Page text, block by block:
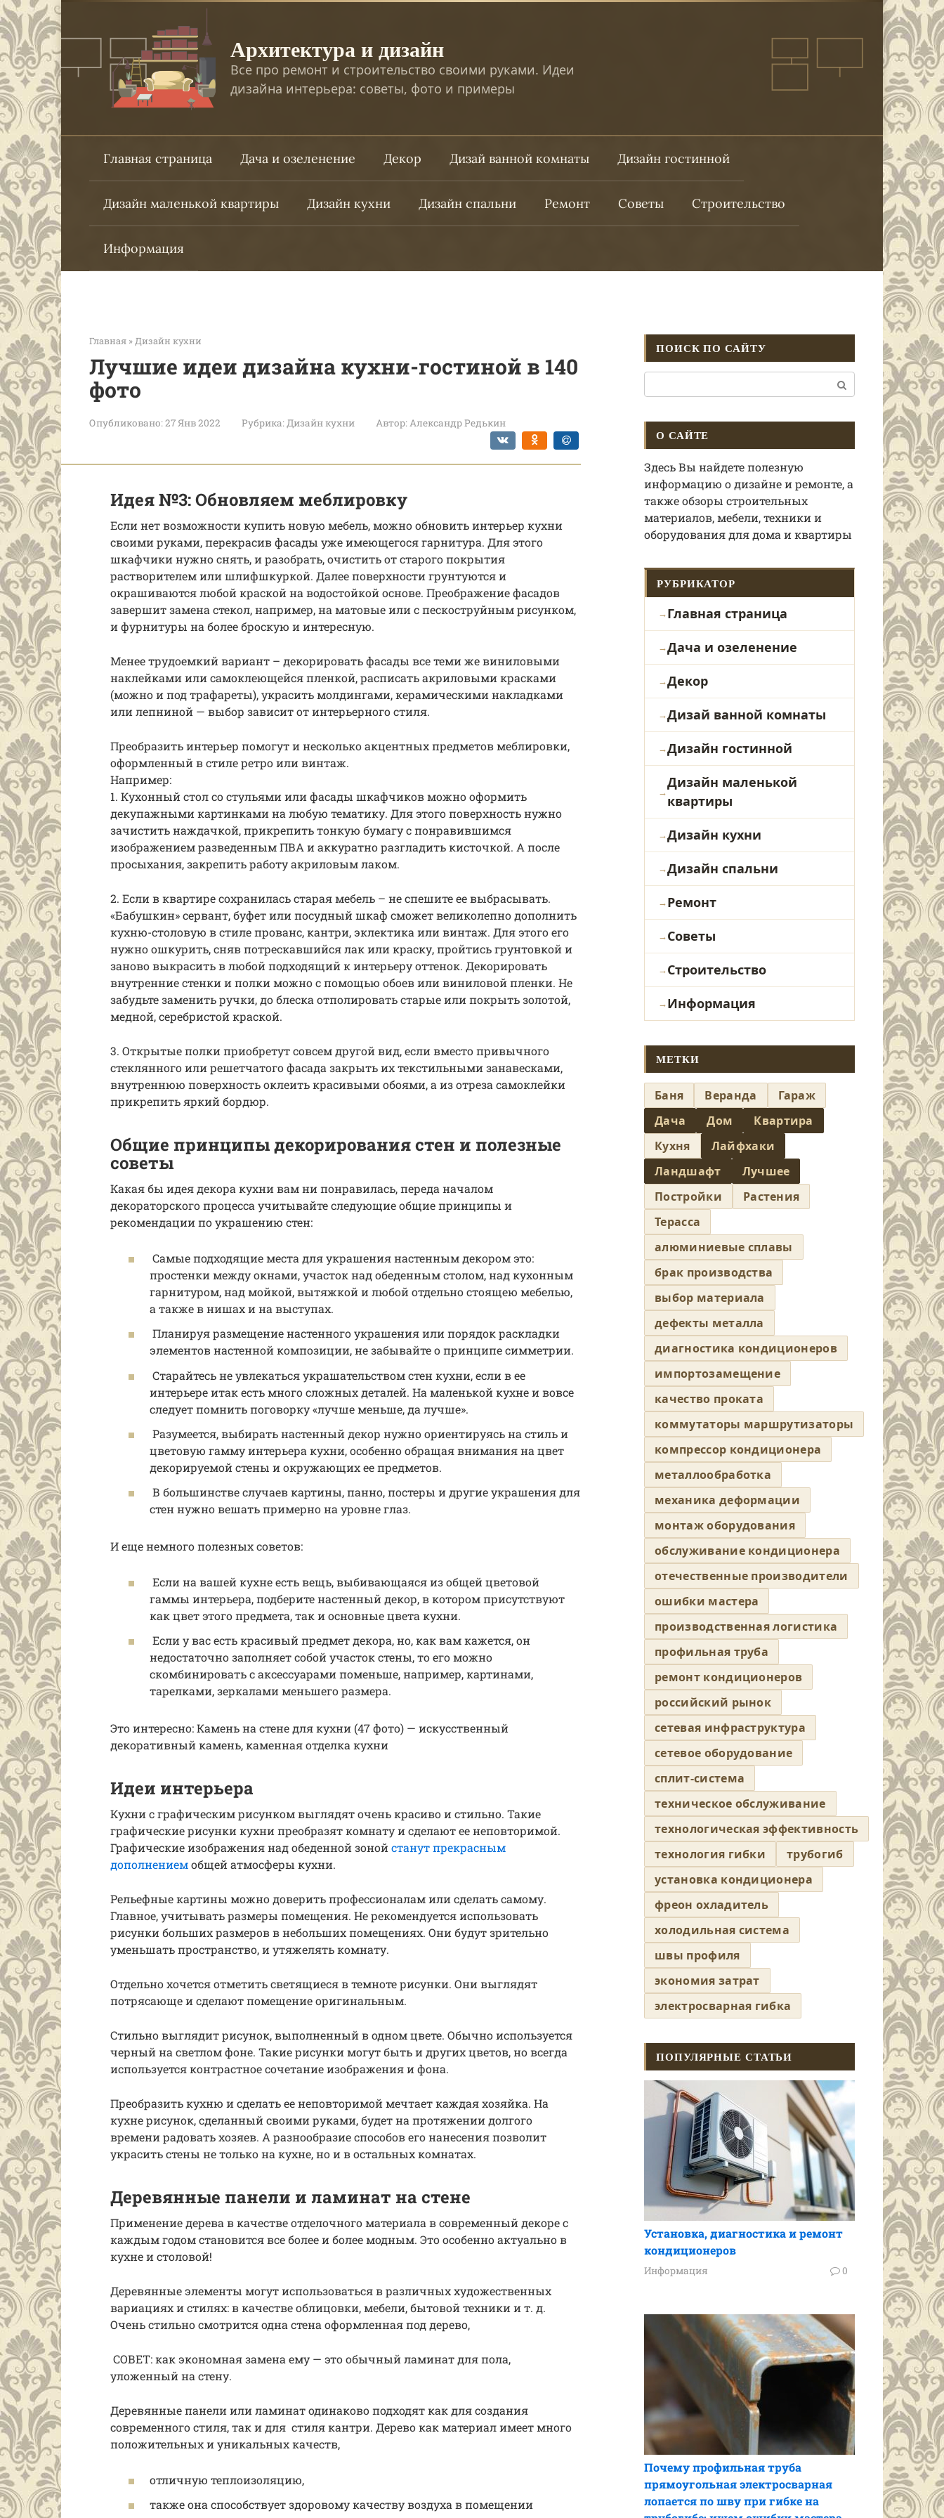
Перейти
к
контенту
Архитектура и дизайн
Все про ремонт и строительство своими руками. Идеи
дизайна интерьера: советы, фото и примеры
Главная страница Дача и озеленение Декор Дизай ванной комнаты Дизайн гостинной
Дизайн маленькой квартиры Дизайн кухни Дизайн спальни Ремонт Советы Строительство
Информация
Главная » Дизайн кухни
Лучшие идеи дизайна кухни-гостиной в 140
фото
Опубликовано:27 Янв 2022 Рубрика:Дизайн кухни Автор:Александр Редькин
Идея №3: Обновляем меблировку
Если нет возможности купить новую мебель, можно обновить интерьер кухни
своими руками, перекрасив фасады уже имеющегося гарнитура. Для этого
шкафчики нужно снять, и разобрать, очистить от старого покрытия
растворителем или шлифшкуркой. Далее поверхности грунтуются и
окрашиваются любой краской на водостойкой основе. Преображение фасадов
завершит замена стекол, например, на матовые или с пескоструйным рисунком,
и фурнитуры на более броскую и интересную.
Менее трудоемкий вариант – декорировать фасады все теми же виниловыми
наклейками или самоклеющейся пленкой, расписать акриловыми красками
(можно и под трафареты), украсить молдингами, керамическими накладками
или лепниной — выбор зависит от интерьерного стиля.
Преобразить интерьер помогут и несколько акцентных предметов меблировки,
оформленный в стиле ретро или винтаж.
Например:
1. Кухонный стол со стульями или фасады шкафчиков можно оформить
декупажными картинками на любую тематику. Для этого поверхность нужно
зачистить наждачкой, прикрепить тонкую бумагу с понравившимся
изображением разведенным ПВА и аккуратно разгладить кисточкой. А после
просыхания, закрепить работу акриловым лаком.
2. Если в квартире сохранилась старая мебель – не спешите ее выбрасывать.
«Бабушкин» сервант, буфет или посудный шкаф сможет великолепно дополнить
кухню-столовую в стиле прованс, кантри, эклектика или винтаж. Для этого его
нужно ошкурить, сняв потрескавшийся лак или краску, пройтись грунтовкой и
заново выкрасить в любой подходящий к интерьеру оттенок. Декорировать
внутренние стенки и полки можно с помощью обоев или виниловой пленки. Не
забудьте заменить ручки, до блеска отполировать старые или покрыть золотой,
медной, серебристой краской.
3. Открытые полки приобретут совсем другой вид, если вместо привычного
стеклянного или решетчатого фасада закрыть их текстильными занавесками,
внутреннюю поверхность оклеить красивыми обоями, а из отреза самоклейки
прикрепить яркий бордюр.
Общие принципы декорирования стен и полезные
советы
Какая бы идея декора кухни вам ни понравилась, переда началом
декораторского процесса учитывайте следующие общие принципы и
рекомендации по украшению стен:
Самые подходящие места для украшения настенным декором это:
простенки между окнами, участок над обеденным столом, над кухонным
гарнитуром, над мойкой, вытяжкой и любой отдельно стоящею мебелью,
а также в нишах и на выступах.
Планируя размещение настенного украшения или порядок раскладки
элементов настенной композиции, не забывайте о принципе симметрии.
Старайтесь не увлекаться украшательством стен кухни, если в ее
интерьере итак есть много сложных деталей. На маленькой кухне и вовсе
следует помнить поговорку «лучше меньше, да лучше».
Разумеется, выбирать настенный декор нужно ориентируясь на стиль и
цветовую гамму интерьера кухни, особенно обращая внимания на цвет
декорируемой стены и окружающих ее предметов.
В большинстве случаев картины, панно, постеры и другие украшения для
стен нужно вешать примерно на уровне глаз.
И еще немного полезных советов:
Если на вашей кухне есть вещь, выбивающаяся из общей цветовой
гаммы интерьера, подберите настенный декор, в котором присутствуют
как цвет этого предмета, так и основные цвета кухни.
Если у вас есть красивый предмет декора, но, как вам кажется, он
недостаточно заполняет собой участок стены, то его можно
скомбинировать с аксессуарами поменьше, например, картинами,
тарелками, зеркалами меньшего размера.
Это интересно: Камень на стене для кухни (47 фото) — искусственный
декоративный камень, каменная отделка кухни
Идеи интерьера
Кухни с графическим рисунком выглядят очень красиво и стильно. Такие
графические рисунки кухни преобразят комнату и сделают ее неповторимой.
Графические изображения над обеденной зоной станут прекрасным
дополнениемобщей атмосферы кухни.
Рельефные картины можно доверить профессионалам или сделать самому.
Главное, учитывать размеры помещения. Не рекомендуется использовать
рисунки больших размеров в небольших помещениях. Они будут зрительно
уменьшать пространство, и утяжелять комнату.
Отдельно хочется отметить светящиеся в темноте рисунки. Они выглядят
потрясающе и сделают помещение оригинальным.
Стильно выглядит рисунок, выполненный в одном цвете. Обычно используется
черный на светлом фоне. Такие рисунки могут быть и других цветов, но всегда
используется контрастное сочетание изображения и фона.
Преобразить кухню и сделать ее неповторимой мечтает каждая хозяйка. На
кухне рисунок, сделанный своими руками, будет на протяжении долгого
времени радовать хозяев. А разнообразие способов его нанесения позволит
украсить стены не только на кухне, но и в остальных комнатах.
Деревянные панели и ламинат на стене
Применение дерева в качестве отделочного материала в современный декоре с
каждым годом становится все более и более модным. Это особенно актуально в
кухне и столовой!
Деревянные элементы могут использоваться в различных художественных
вариациях и стилях: в качестве облицовки, мебели, бытовой техники и т. д.
Очень стильно смотрится одна стена оформленная под дерево,
СОВЕТ: как экономная замена ему — это обычный ламинат для пола,
уложенный на стену.
Деревянные панели или ламинат одинаково подходят как для создания
современного стиля, так и для стиля кантри. Дерево как материал имеет много
положительных и уникальных качеств,
отличную теплоизоляцию,
также она способствует здоровому качеству воздуха в помещении
ПОИСК ПО САЙТУ
О САЙТЕ
Здесь Вы найдете полезную
информацию о дизайне и ремонте, а
также обзоры строительных
материалов, мебели, техники и
оборудования для дома и квартиры
РУБРИКАТОР
Главная страница
Дача и озеленение
Декор
Дизай ванной комнаты
Дизайн гостинной
Дизайн маленькой
квартиры
Дизайн кухни
Дизайн спальни
Ремонт
Советы
Строительство
Информация
МЕТКИ
Баня Веранда
Гараж
Дача
Дом
Квартира
Кухня
Лайфхаки
Ландшафт
Лучшее
Постройки
Растения
Терасса
алюминиевые сплавы
брак производства
выбор материала
дефекты металла
диагностика кондиционеров
импортозамещение
качество проката
коммутаторы маршрутизаторы
компрессор кондиционера
металлообработка
механика деформации
монтаж оборудования
обслуживание кондиционера
отечественные производители
ошибки мастера
производственная логистика
профильная труба
ремонт кондиционеров
российский рынок
сетевая инфраструктура
сетевое оборудование
сплит-система
техническое обслуживание
технологическая эффективность
технология гибки
трубогиб
установка кондиционера
фреон охладитель
холодильная система
швы профиля
экономия затрат
электросварная гибка
ПОПУЛЯРНЫЕ СТАТЬИ
Установка, диагностика и ремонт
кондиционеров
Информация 0
Почему профильная труба
прямоугольная электросварная
лопается по шву при гибке на